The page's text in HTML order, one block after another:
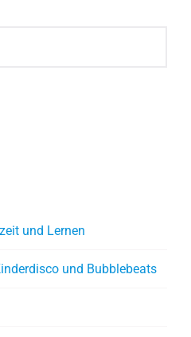
und Lernen
und Bubblebeats